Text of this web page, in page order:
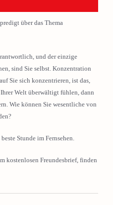
über das Thema
und der einzige
sind Sie selbst. Konzentration
Sie sich konzentrieren, ist das,
Welt überwältigt fühlen, dann
Wie können Sie wesentliche von
Stunde im Fernsehen.
kostenlosen Freundesbrief, finden